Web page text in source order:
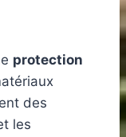
protection
des
les